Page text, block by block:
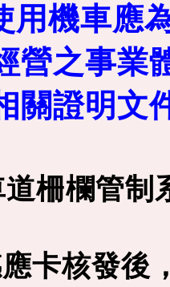
機車應
營之事業
關證明文
道柵欄管
卡核發後